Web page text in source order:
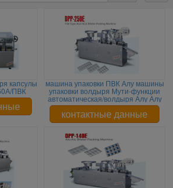
капсулы
ПВК
машина упаковки ПВК Алу машины
упаковки волдыря Мути-функции
автоматическая/волдыря Алу Алу
контактные данные